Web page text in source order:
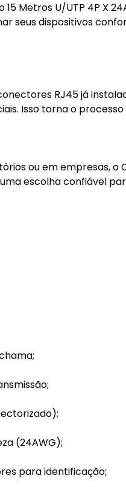
15 Metros U/UTP 4P X
seus dispositivos
RJ45 já
Isso torna o
ou em empresas, o
escolha confiável
(24AWG);
para identificação;